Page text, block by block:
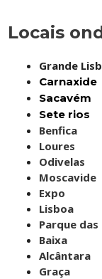
Locais
Grande
Carnaxide
Sacavém
Sete rios
Benfica
Loures
Odivelas
Moscavide
Expo
Lisboa
Parque das
Baixa
Alcântara
Graça